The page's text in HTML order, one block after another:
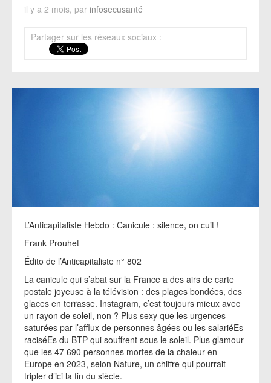
il y a 2 mois, par infosecusanté
Partager sur les réseaux sociaux :
L’Anticapitaliste Hebdo : Canicule : silence, on cuit !
Frank Prouhet
Édito de l’Anticapitaliste n° 802
La canicule qui s’abat sur la France a des airs de carte
postale joyeuse à la télévision : des plages bondées, des
glaces en terrasse. Instagram, c’est toujours mieux avec
un rayon de soleil, non ? Plus sexy que les urgences
saturées par l’afflux de personnes âgées ou les salariéEs
raciséEs du BTP qui souffrent sous le soleil. Plus glamour
que les 47 690 personnes mortes de la chaleur en
Europe en 2023, selon Nature, un chiffre qui pourrait
tripler d’ici la fin du siècle.